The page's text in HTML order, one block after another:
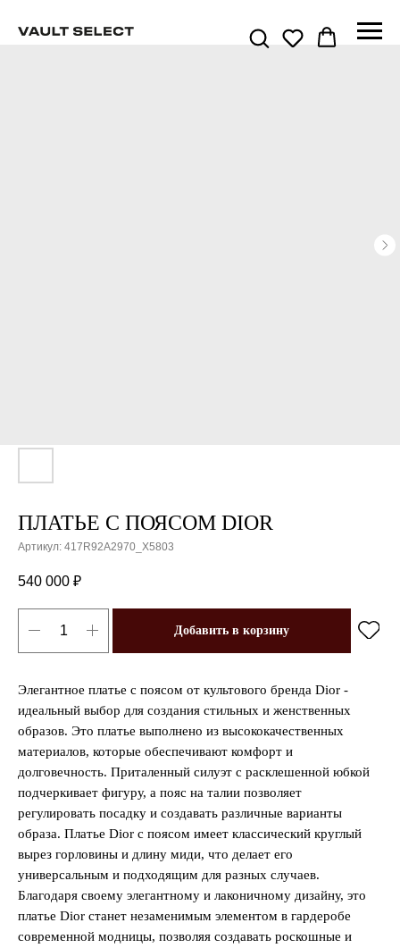
ПЛАТЬЕ С ПОЯСОМ DIOR
Артикул: 417R92A2970_X5803
540 000 ₽
Добавить в корзину
Элегантное платье с поясом от культового бренда Dior -
идеальный выбор для создания стильных и женственных
образов. Это платье выполнено из высококачественных
материалов, которые обеспечивают комфорт и
долговечность. Приталенный силуэт с расклешенной юбкой
подчеркивает фигуру, а пояс на талии позволяет
регулировать посадку и создавать различные варианты
образа. Платье Dior с поясом имеет классический круглый
вырез горловины и длину миди, что делает его
универсальным и подходящим для разных случаев.
Благодаря своему элегантному и лаконичному дизайну, это
платье Dior станет незаменимым элементом в гардеробе
современной модницы, позволяя создавать роскошные и